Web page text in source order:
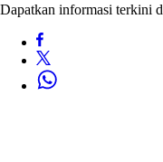
Dapatkan informasi terkini